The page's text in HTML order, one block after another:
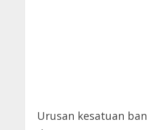
Urusan kesatuan